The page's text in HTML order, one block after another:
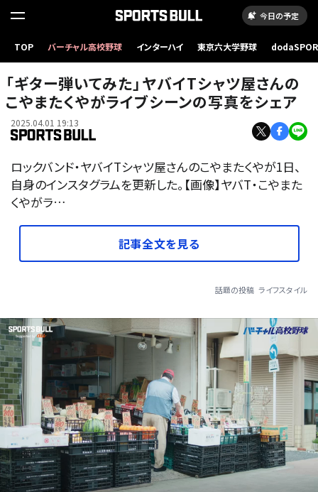
今日の予定
TOP バーチャル高校野球 インターハイ 東京六大学野球
「ギター弾いてみた」ヤバイTシャツ屋さんの
こやまたくやがライブシーンの写真をシェア
2025.04.01 19:13
ロックバンド・ヤバイTシャツ屋さんのこやまたくやが1日、
自身のインスタグラムを更新した。【画像】ヤバT・こやまた
くやがラ…
記事全文を見る
話題の投稿 ライフスタイル